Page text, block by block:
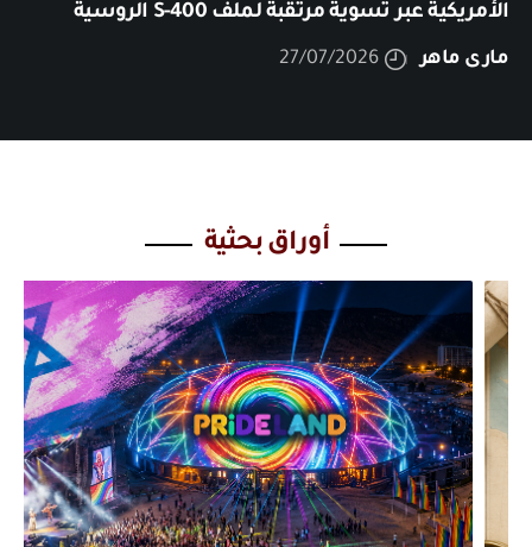
الأمريكية عبر تسوية مرتقبة لملف S-400 الروسية
مارى ماهر 27/07/2026
أوراق بحثية